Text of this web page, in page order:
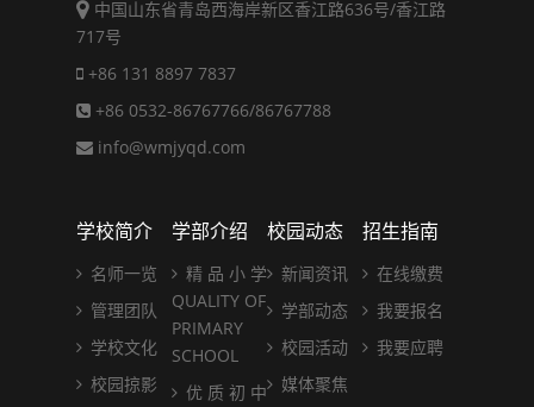
中国山东省青岛西海岸新区香江路636号/香江路
717号
+86 131 8897 7837
+86 0532-86767766/86767788
info@wmjyqd.com
学校简介
名师一览
管理团队
学校文化
校园掠影
学部介绍
精 品 小 学
QUALITY OF
PRIMARY
SCHOOL
优 质 初 中
校园动态
新闻资讯
学部动态
校园活动
媒体聚焦
招生指南
在线缴费
我要报名
我要应聘